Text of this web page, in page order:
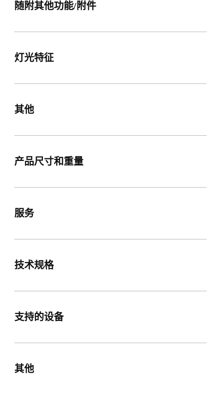
随附其他功能/附件
灯光特征
其他
产品尺寸和重量
服务
技术规格
支持的设备
其他